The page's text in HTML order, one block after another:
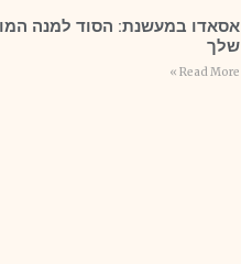
אסאדו במעשנת: הסוד למנה
שלך
Read More »